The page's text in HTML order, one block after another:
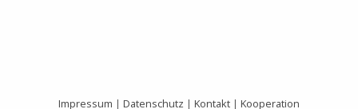
Impressum | Datenschutz | Kontakt | Kooperation